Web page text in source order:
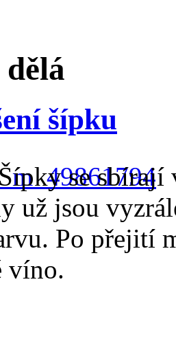
dělá
šípku
Šípky se
už jsou
Po přejití
víno.